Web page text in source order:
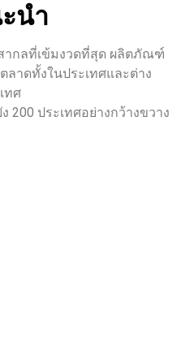
นำ
กลที่เข้มงวดที่สุด ผลิตภัณฑ์
ลาดทั้งในประเทศและต่าง
ทศ
200 ประเทศอย่างกว้างขวาง